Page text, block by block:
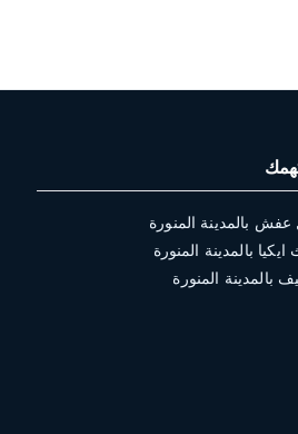
بالمدينة المنورة
بالمدينة المنورة
بالمدينة المنورة